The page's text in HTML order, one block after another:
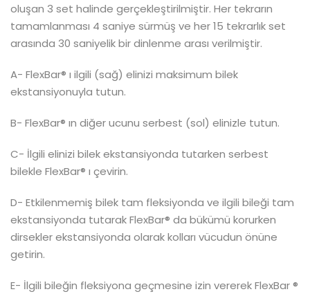
oluşan 3 set halinde gerçekleştirilmiştir. Her tekrarın
tamamlanması 4 saniye sürmüş ve her 15 tekrarlık set
arasında 30 saniyelik bir dinlenme arası verilmiştir.
A- FlexBar® ı ilgili (sağ) elinizi maksimum bilek
ekstansiyonuyla tutun.
B- FlexBar® ın diğer ucunu serbest (sol) elinizle tutun.
C- İlgili elinizi bilek ekstansiyonda tutarken serbest
bilekle FlexBar® ı çevirin.
D- Etkilenmemiş bilek tam fleksiyonda ve ilgili bileği tam
ekstansiyonda tutarak FlexBar® da bükümü korurken
dirsekler ekstansiyonda olarak kolları vücudun önüne
getirin.
E- İlgili bileğin fleksiyona geçmesine izin vererek FlexBar ®